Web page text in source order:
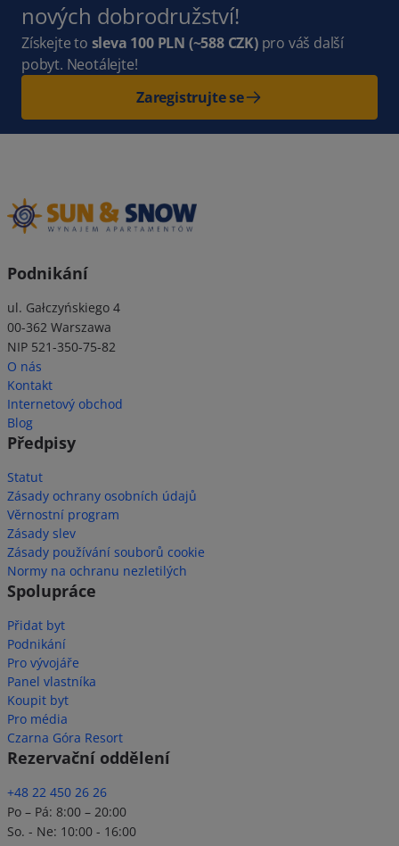
nových dobrodružství!
Získejte to sleva 100 PLN (~588 CZK) pro váš další
pobyt. Neotálejte!
Zaregistrujte se
Podnikání
ul. Gałczyńskiego 4
00-362 Warszawa
NIP 521-350-75-82
O nás
Kontakt
Internetový obchod
Blog
Předpisy
Statut
Zásady ochrany osobních údajů
Věrnostní program
Zásady slev
Zásady používání souborů cookie
Normy na ochranu nezletilých
Spolupráce
Přidat byt
Podnikání
Pro vývojáře
Panel vlastníka
Koupit byt
Pro média
Czarna Góra Resort
Rezervační oddělení
+48 22 450 26 26
Po – Pá: 8:00 – 20:00
So. - Ne: 10:00 - 16:00